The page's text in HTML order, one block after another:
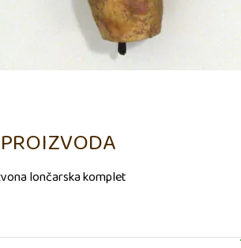
lončarska komplet